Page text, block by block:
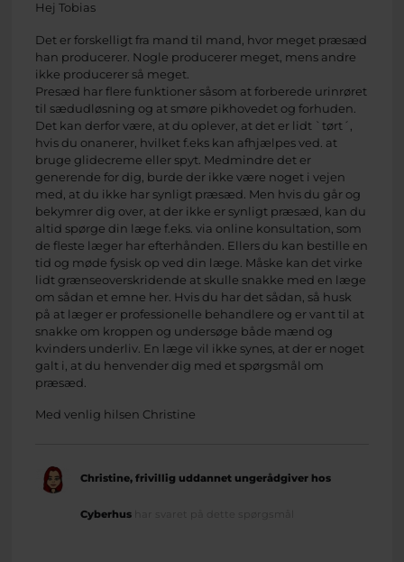
Hej Tobias
Det er forskelligt fra mand til mand, hvor meget præsæd
han producerer. Nogle producerer meget, mens andre
ikke producerer så meget.
Presæd har flere funktioner såsom at forberede urinrøret
til sædudløsning og at smøre pikhovedet og forhuden.
Det kan derfor være, at du oplever, at det er lidt `tørt´,
hvis du onanerer, hvilket f.eks kan afhjælpes ved. at
bruge glidecreme eller spyt. Medmindre det er
generende for dig, burde der ikke være noget i vejen
med, at du ikke har synligt præsæd. Men hvis du går og
bekymrer dig over, at der ikke er synligt præsæd, kan du
altid spørge din læge f.eks. via online konsultation, som
de fleste læger har efterhånden. Ellers du kan bestille en
tid og møde fysisk op ved din læge. Måske kan det virke
lidt grænseoverskridende at skulle snakke med en læge
om sådan et emne her. Hvis du har det sådan, så husk
på at læger er professionelle behandlere og er vant til at
snakke om kroppen og undersøge både mænd og
kvinders underliv. En læge vil ikke synes, at der er noget
galt i, at du henvender dig med et spørgsmål om
præsæd.
Med venlig hilsen Christine
Christine, frivillig uddannet ungerådgiver hos
Cyberhus har svaret på dette spørgsmål